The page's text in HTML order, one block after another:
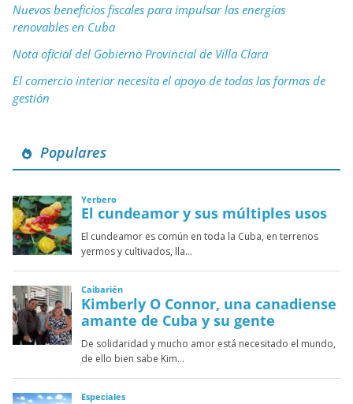
Nuevos beneficios fiscales para impulsar las energías
renovables en Cuba
Nota oficial del Gobierno Provincial de Villa Clara
El comercio interior necesita el apoyo de todas las formas de
gestión
Populares